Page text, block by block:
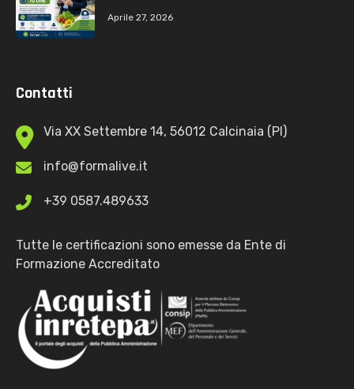
Aprile 27, 2026
Contatti
Via XX Settembre 14, 56012 Calcinaia (PI)
info@formalive.it
+39 0587.489633
Tutte le certificazioni sono emesse da Ente di
Formazione Accreditato